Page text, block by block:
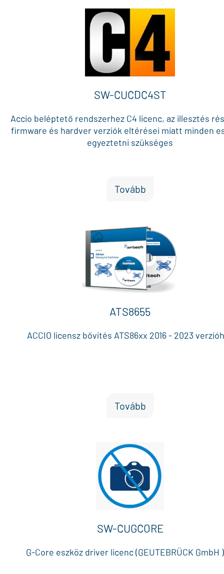
SW-CUCDC4ST
Accio beléptető rendszerhez C4 licenc, az illesztés
firmware és hardver verziók eltérései miatt minden
egyeztetni szükséges
Tovább
ATS8655
ACCIO licensz bővítés ATS86xx 2016 - 2023
Tovább
SW-CUGCORE
G-Core eszköz driver licenc (GEUTEBRÜCK GmbH